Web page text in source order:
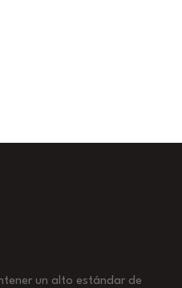
un alto estándar de